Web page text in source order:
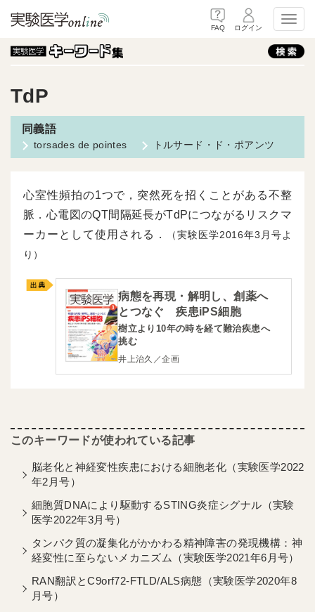
FAQ ログイン
TdP
torsades de pointes トルサード・ド・ポアンツ
心室性頻拍の1つで，突然死を招くことがある不整
脈．心電図のQT間隔延長がTdPにつながるリスクマ
ーカーとして使用される．
（実験医学2016年3月号よ
り）
病態を再現・解明し、創薬へ
とつなぐ 疾患iPS細胞
樹立より10年の時を経て難治疾患へ
挑む
井上治久／企画
脳老化と神経変性疾患における細胞老化（実験医学2022
年2月号）
細胞質DNAにより駆動するSTING炎症シグナル（実験
医学2022年3月号）
タンパク質の凝集化がかかわる精神障害の発現機構：神
経変性に至らないメカニズム（実験医学2021年6月号）
RAN翻訳とC9orf72-FTLD/ALS病態（実験医学2020年8
月号）